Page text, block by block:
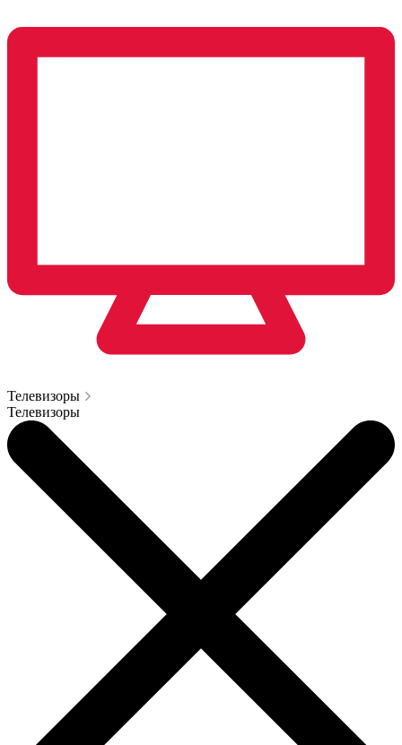
Телевизоры
Телевизоры